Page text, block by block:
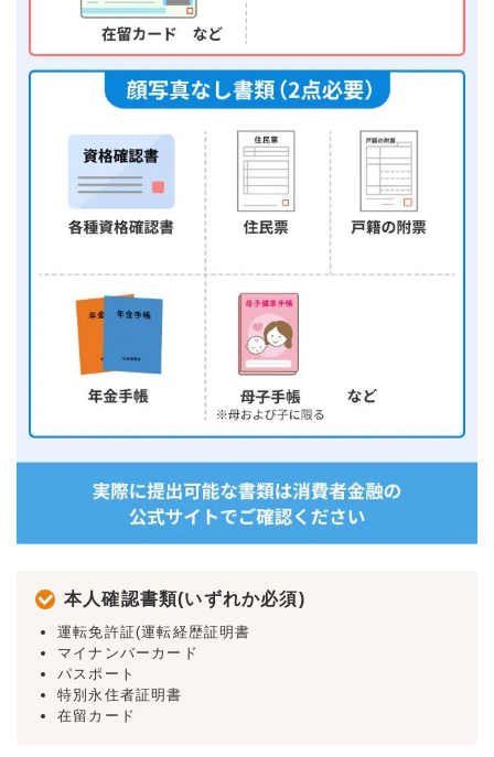
本人確認書類(いずれか必須)
運転免許証(運転経歴証明書
マイナンバーカード
パスポート
特別永住者証明書
在留カード